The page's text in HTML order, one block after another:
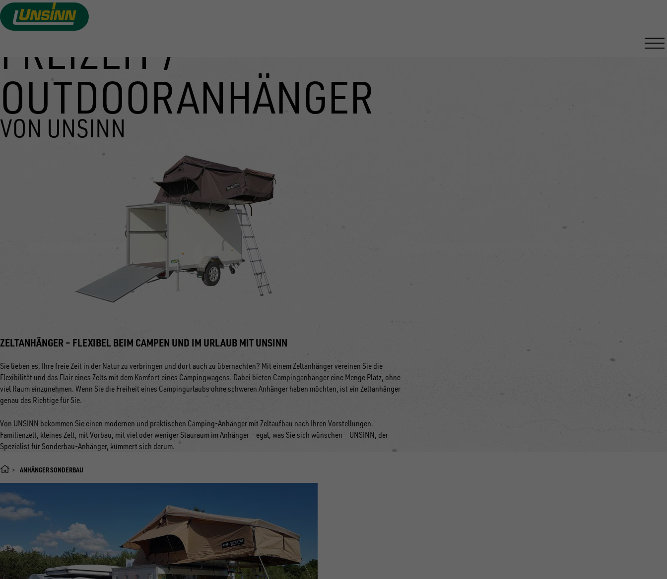
FREIZEIT /
OUTDOORANHÄNGER
VON UNSINN
ZELTANHÄNGER – FLEXIBEL BEIM CAMPEN UND IM URLAUB MIT UNSINN
Sie lieben es, Ihre freie Zeit in der Natur zu verbringen und dort auch zu übernachten? Mit einem Zeltanhänger vereinen Sie die
Flexibilität und das Flair eines Zelts mit dem Komfort eines Campingwagens. Dabei bieten Campinganhänger eine Menge Platz, ohne
viel Raum einzunehmen. Wenn Sie die Freiheit eines Campingurlaubs ohne schweren Anhänger haben möchten, ist ein Zeltanhänger
genau das Richtige für Sie.
Von UNSINN bekommen Sie einen modernen und praktischen Camping-Anhänger mit Zeltaufbau nach Ihren Vorstellungen.
Familienzelt, kleines Zelt, mit Vorbau, mit viel oder weniger Stauraum im Anhänger – egal, was Sie sich wünschen – UNSINN, der
Spezialist für Sonderbau-Anhänger, kümmert sich darum.
ANHÄNGER SONDERBAU